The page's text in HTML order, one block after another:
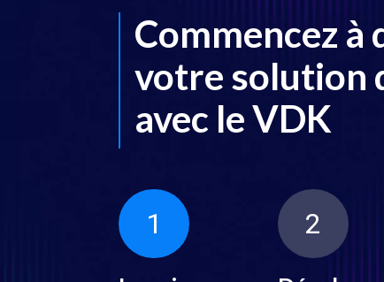
Commencez à
votre solution
avec le VDK
1 2